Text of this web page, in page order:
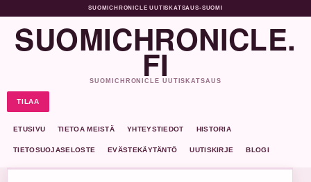
SUOMICHRONICLE UUTISKATSAUS•SUOMI
SUOMICHRONICLE.
FI
SUOMICHRONICLE UUTISKATSAUS
TILAA
ETUSIVU TIETOA MEISTÄ YHTEYSTIEDOT HISTORIA
TIETOSUOJASELOSTE EVÄSTEKÄYTÄNTÖ UUTISKIRJE BLOGI